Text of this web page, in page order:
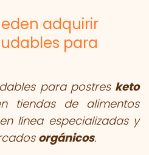
adquirir
para
para postres keto
tiendas de alimentos
línea especializadas y
orgánicos.